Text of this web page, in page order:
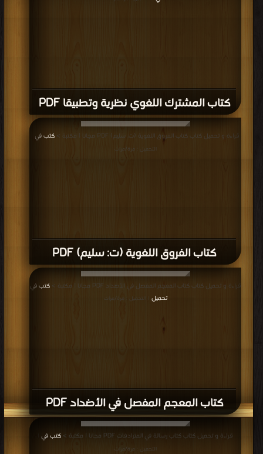
كتاب المشترك اللغوي نظرية وتطبيقا PDF
كتاب الفروق اللغوية (ت: سليم) PDF
قراءة و تحميل كتاب كتاب الفروق اللغوية (ت: سليم) PDF مجانا | مكتبة > كتب في
التحميل : مرة/مرات
كتاب المعجم المفصل في الأضداد PDF
قراءة و تحميل كتاب كتاب المعجم المفصل في الأضداد PDF مجانا | مكتبة >
كتب في
تحميل
| التحميل : مرة/مرات
قراءة و تحميل كتاب كتاب رسالة في المترادفات PDF مجانا | مكتبة > كتب في
التحميل : مرة/مرات